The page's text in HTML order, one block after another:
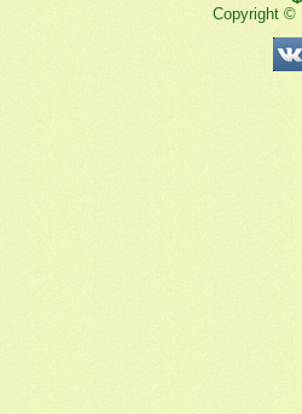
Copyright ©